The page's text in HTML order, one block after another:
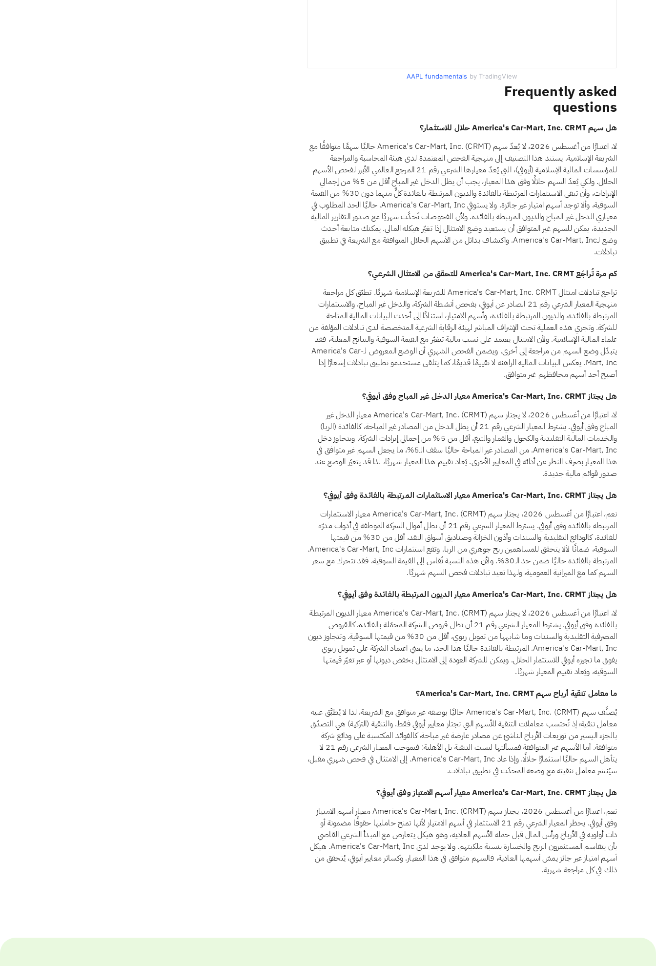
AAPL fundamentals by TradingView
Frequently asked
questions
هل سهم America's Car-Mart, Inc. CRMT حلال للاستثمار؟
لا، اعتبارًا من أغسطس 2026، لا يُعدّ سهم America's Car-Mart, Inc. (CRMT) حاليًا سهمًا متوافقًا مع
الشريعة الإسلامية. يستند هذا التصنيف إلى منهجية الفحص المعتمدة لدى هيئة المحاسبة والمراجعة
للمؤسسات المالية الإسلامية (أيوفي)، التي يُعدّ معيارها الشرعي رقم 21 المرجع العالمي الأبرز لفحص الأسهم
الحلال. ولكي يُعدّ السهم حلالًا وفق هذا المعيار، يجب أن يظل الدخل غير المباح أقل من 5% من إجمالي
الإيرادات، وأن تبقى الاستثمارات المرتبطة بالفائدة والديون المرتبطة بالفائدة كلٌّ منهما دون 30% من القيمة
السوقية، وألا توجد أسهم امتياز غير جائزة. ولا يستوفي America's Car-Mart, Inc. حاليًا الحد المطلوب في
معياري الدخل غير المباح والديون المرتبطة بالفائدة. ولأن الفحوصات تُحدَّث شهريًا مع صدور التقارير المالية
الجديدة، يمكن للسهم غير المتوافق أن يستعيد وضع الامتثال إذا تغيّر هيكله المالي. يمكنك متابعة أحدث
وضع لـAmerica's Car-Mart, Inc. واكتشاف بدائل من الأسهم الحلال المتوافقة مع الشريعة في تطبيق
تبادلات.
كم مرة تُراجَع America's Car-Mart, Inc. CRMT للتحقق من الامتثال الشرعي؟
تراجع تبادلات امتثال America's Car-Mart, Inc. CRMT للشريعة الإسلامية شهريًا. تطبّق كل مراجعة
منهجية المعيار الشرعي رقم 21 الصادر عن أيوفي، بفحص أنشطة الشركة، والدخل غير المباح، والاستثمارات
المرتبطة بالفائدة، والديون المرتبطة بالفائدة، وأسهم الامتياز، استنادًا إلى أحدث البيانات المالية المتاحة
للشركة. وتجري هذه العملية تحت الإشراف المباشر لهيئة الرقابة الشرعية المتخصصة لدى تبادلات المؤلفة من
علماء المالية الإسلامية. ولأن الامتثال يعتمد على نسب مالية تتغيّر مع القيمة السوقية والنتائج المعلنة، فقد
يتبدّل وضع السهم من مراجعة إلى أخرى. ويضمن الفحص الشهري أن الوضع المعروض لـAmerica's Car-
Mart, Inc. يعكس البيانات المالية الراهنة لا تقييمًا قديمًا، كما يتلقى مستخدمو تطبيق تبادلات إشعارًا إذا
أصبح أحد أسهم محافظهم غير متوافق.
هل يجتاز America's Car-Mart, Inc. CRMT معيار الدخل غير المباح وفق أيوفي؟
لا، اعتبارًا من أغسطس 2026، لا يجتاز سهم America's Car-Mart, Inc. (CRMT) معيار الدخل غير
المباح وفق أيوفي. يشترط المعيار الشرعي رقم 21 أن يظل الدخل من المصادر غير المباحة، كالفائدة (الربا)
والخدمات المالية التقليدية والكحول والقمار والتبغ، أقل من 5% من إجمالي إيرادات الشركة. ويتجاوز دخل
America's Car-Mart, Inc. من المصادر غير المباحة حاليًا سقف الـ5%، ما يجعل السهم غير متوافق في
هذا المعيار بصرف النظر عن أدائه في المعايير الأخرى. يُعاد تقييم هذا المعيار شهريًا، لذا قد يتغيّر الوضع عند
صدور قوائم مالية جديدة.
هل يجتاز America's Car-Mart, Inc. CRMT معيار الاستثمارات المرتبطة بالفائدة وفق أيوفي؟
نعم، اعتبارًا من أغسطس 2026، يجتاز سهم America's Car-Mart, Inc. (CRMT) معيار الاستثمارات
المرتبطة بالفائدة وفق أيوفي. يشترط المعيار الشرعي رقم 21 أن تظل أموال الشركة الموظفة في أدوات مدرّة
للفائدة، كالودائع التقليدية والسندات وأذون الخزانة وصناديق أسواق النقد، أقل من 30% من قيمتها
السوقية، ضمانًا لألا يتحقق للمساهمين ربح جوهري من الربا. وتقع استثمارات America's Car-Mart, Inc.
المرتبطة بالفائدة حاليًا ضمن حد الـ30%. ولأن هذه النسبة تُقاس إلى القيمة السوقية، فقد تتحرك مع سعر
السهم كما مع الميزانية العمومية، ولهذا تعيد تبادلات فحص السهم شهريًا.
هل يجتاز America's Car-Mart, Inc. CRMT معيار الديون المرتبطة بالفائدة وفق أيوفي؟
لا، اعتبارًا من أغسطس 2026، لا يجتاز سهم America's Car-Mart, Inc. (CRMT) معيار الديون المرتبطة
بالفائدة وفق أيوفي. يشترط المعيار الشرعي رقم 21 أن تظل قروض الشركة المحمّلة بالفائدة، كالقروض
المصرفية التقليدية والسندات وما شابهها من تمويل ربوي، أقل من 30% من قيمتها السوقية. وتتجاوز ديون
America's Car-Mart, Inc. المرتبطة بالفائدة حاليًا هذا الحد، ما يعني اعتماد الشركة على تمويل ربوي
يفوق ما تجيزه أيوفي للاستثمار الحلال. ويمكن للشركة العودة إلى الامتثال بخفض ديونها أو عبر تغيّر قيمتها
السوقية، ويُعاد تقييم المعيار شهريًا.
ما معامل تنقية أرباح سهم America's Car-Mart, Inc. CRMT؟
يُصنَّف سهم America's Car-Mart, Inc. (CRMT) حاليًا بوصفه غير متوافق مع الشريعة، لذا لا يُطبَّق عليه
معامل تنقية؛ إذ تُحتسب معاملات التنقية للأسهم التي تجتاز معايير أيوفي فقط. والتنقية (التزكية) هي التصدّق
بالجزء اليسير من توزيعات الأرباح الناشئ عن مصادر عارضة غير مباحة، كالفوائد المكتسبة على ودائع شركة
متوافقة. أما الأسهم غير المتوافقة فمسألتها ليست التنقية بل الأهلية: فبموجب المعيار الشرعي رقم 21 لا
يتأهل السهم حاليًا استثمارًا حلالًا. وإذا عاد America's Car-Mart, Inc. إلى الامتثال في فحص شهري مقبل،
سيُنشر معامل تنقيته مع وضعه المحدّث في تطبيق تبادلات.
هل يجتاز America's Car-Mart, Inc. CRMT معيار أسهم الامتياز وفق أيوفي؟
نعم، اعتبارًا من أغسطس 2026، يجتاز سهم America's Car-Mart, Inc. (CRMT) معيار أسهم الامتياز
وفق أيوفي. يحظر المعيار الشرعي رقم 21 الاستثمار في أسهم الامتياز لأنها تمنح حامليها حقوقًا مضمونة أو
ذات أولوية في الأرباح ورأس المال قبل حملة الأسهم العادية، وهو هيكل يتعارض مع المبدأ الشرعي القاضي
بأن يتقاسم المستثمرون الربح والخسارة بنسبة ملكيتهم. ولا يوجد لدى America's Car-Mart, Inc. هيكل
أسهم امتياز غير جائز يمسّ أسهمها العادية، فالسهم متوافق في هذا المعيار. وكسائر معايير أيوفي، يُتحقق من
ذلك في كل مراجعة شهرية.